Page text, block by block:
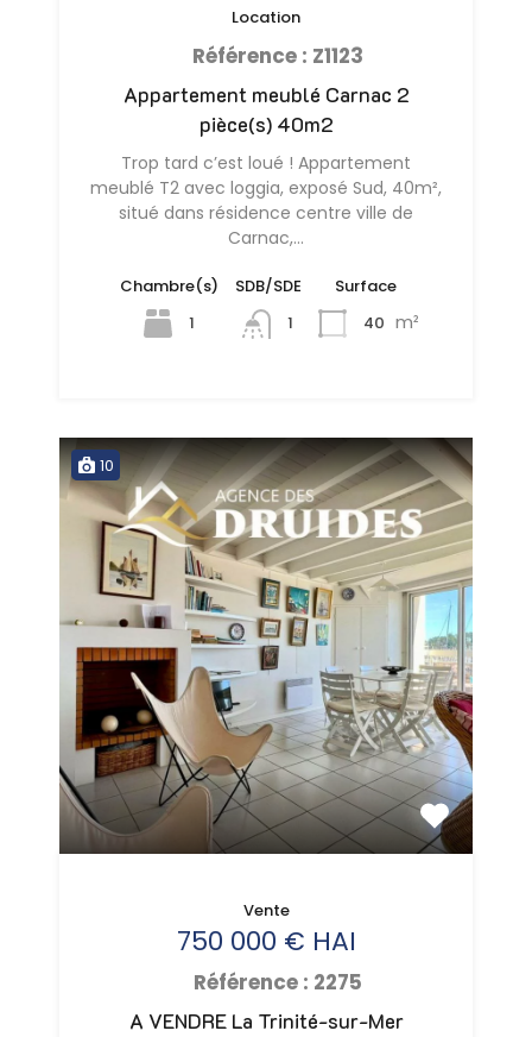
Appartement meublé Carnac 2
pièce(s) 40m2
Trop tard c’est loué ! Appartement
meublé T2 avec loggia, exposé Sud, 40m²,
situé dans résidence centre ville de
Carnac,…
Chambre(s)
1
SDB/SDE
1
Surface
40 m²
Location
Référence : Z1123
10
A VENDRE La Trinité-sur-Mer
Vente
750 000 € HAI
Référence : 2275